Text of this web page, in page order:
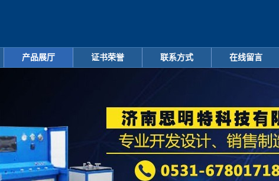
产品展厅 证书荣誉 联系方式 在线留言